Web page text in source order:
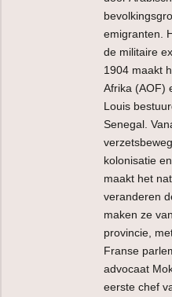
emigranten.
de militaire
1904 maakt
Afrika (AOF)
Louis
Senegal.
kolonisatie
maakt het
veranderen
maken ze
provincie,
Franse
advocaat
eerste chef